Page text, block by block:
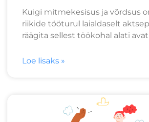
Kuigi mitmekesisus ja võrdsus
riikide tööturul laialdaselt
räägita sellest töökohal alati
Loe lisaks »